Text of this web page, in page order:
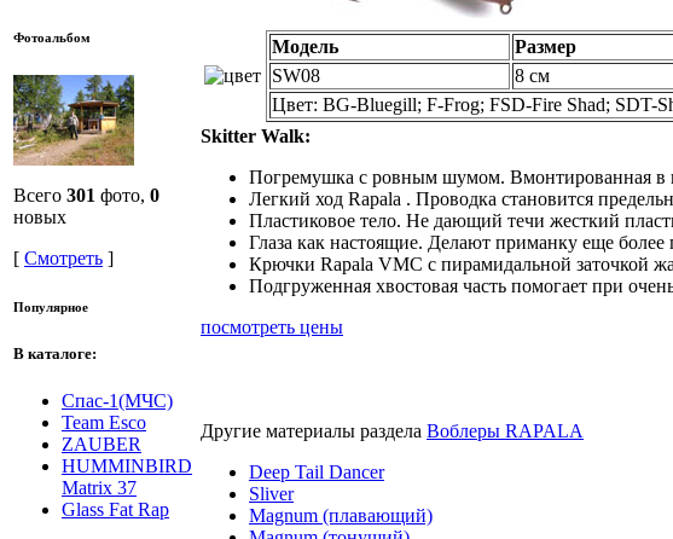
Фотоальбом
Всего 301 фото, 0
новых
[ Смотреть ]
Популярное
В каталоге:
Спас-1(МЧС)
Team Esco
ZAUBER
HUMMINBIRD
Matrix 37
Glass Fat Rap
Модель Размер
SW08
8 см
Цвет: BG-Bluegill; F-Frog; FSD-Fire Shad; SDT-
Skitter Walk:
Погремушка с ровным шумом. Вмонтированная в
Легкий ход Rapala . Проводка становится
Пластиковое тело. Не дающий течи жесткий
Глаза как настоящие. Делают приманку еще
Крючки Rapala VMC с пирамидальной заточкой
Подгруженная хвостовая часть помогает при
посмотреть цены
Другие материалы раздела Воблеры RAPALA
Deep Tail Dancer
Sliver
Magnum (плавающий)